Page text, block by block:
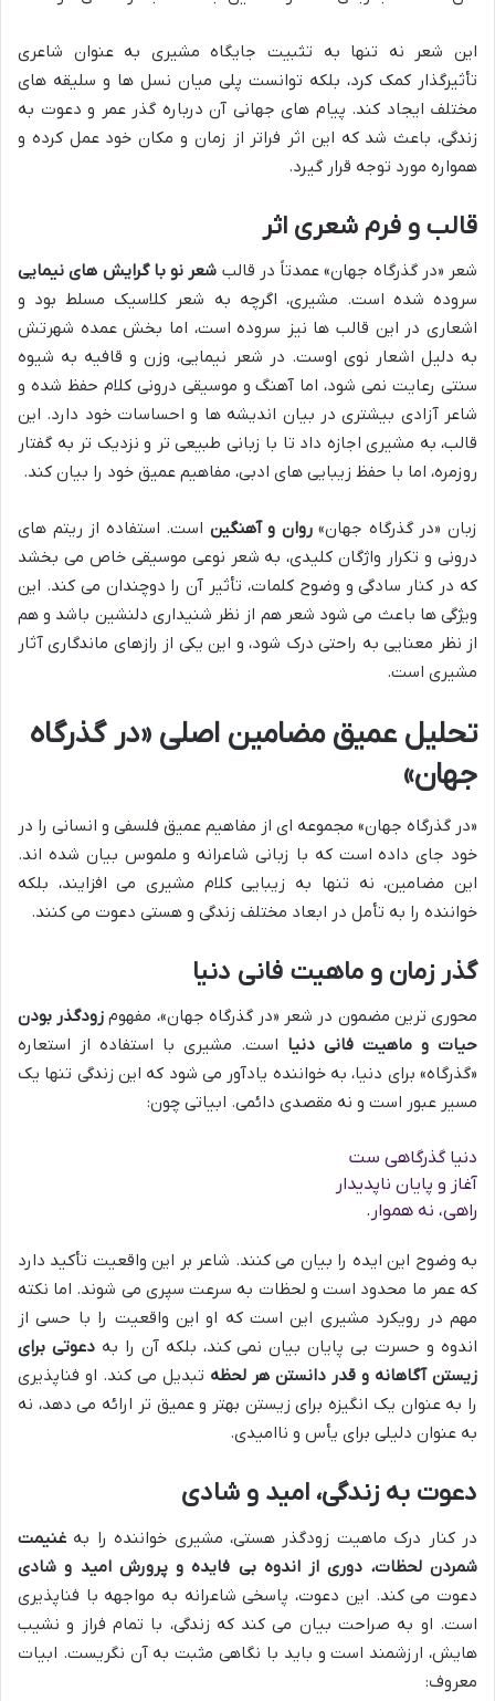
این شعر نه تنها به تثبیت جایگاه مشیری به عنوان شاعری
تأثیرگذار کمک کرد، بلکه توانست پلی میان نسل ها و سلیقه های
مختلف ایجاد کند. پیام های جهانی آن درباره گذر عمر و دعوت به
زندگی، باعث شد که این اثر فراتر از زمان و مکان خود عمل کرده و
همواره مورد توجه قرار گیرد.
قالب و فرم شعری اثر
شعر «در گذرگاه جهان» عمدتاً در قالب شعر نو با گرایش های نیمایی
سروده شده است. مشیری، اگرچه به شعر کلاسیک مسلط بود و
اشعاری در این قالب ها نیز سروده است، اما بخش عمده شهرتش
به دلیل اشعار نوی اوست. در شعر نیمایی، وزن و قافیه به شیوه
سنتی رعایت نمی شود، اما آهنگ و موسیقی درونی کلام حفظ شده و
شاعر آزادی بیشتری در بیان اندیشه ها و احساسات خود دارد. این
قالب، به مشیری اجازه داد تا با زبانی طبیعی تر و نزدیک تر به گفتار
روزمره، اما با حفظ زیبایی های ادبی، مفاهیم عمیق خود را بیان کند.
زبان «در گذرگاه جهان»روان و آهنگین است. استفاده از ریتم های
درونی و تکرار واژگان کلیدی، به شعر نوعی موسیقی خاص می بخشد
که در کنار سادگی و وضوح کلمات، تأثیر آن را دوچندان می کند. این
ویژگی ها باعث می شود شعر هم از نظر شنیداری دلنشین باشد و هم
از نظر معنایی به راحتی درک شود، و این یکی از رازهای ماندگاری آثار
مشیری است.
تحلیل عمیق مضامین اصلی «در گذرگاه
جهان»
«در گذرگاه جهان» مجموعه ای از مفاهیم عمیق فلسفی و انسانی را در
خود جای داده است که با زبانی شاعرانه و ملموس بیان شده اند.
این مضامین، نه تنها به زیبایی کلام مشیری می افزایند، بلکه
خواننده را به تأمل در ابعاد مختلف زندگی و هستی دعوت می کنند.
گذر زمان و ماهیت فانی دنیا
محوری ترین مضمون در شعر «در گذرگاه جهان»، مفهوم زودگذر بودن
حیات و ماهیت فانی دنیا است. مشیری با استفاده از استعاره
«گذرگاه» برای دنیا، به خواننده یادآور می شود که این زندگی تنها یک
مسیر عبور است و نه مقصدی دائمی. ابیاتی چون:
دنیا گذرگاهی ست
آغاز و پایان ناپدیدار
راهی، نه هموار.
به وضوح این ایده را بیان می کنند. شاعر بر این واقعیت تأکید دارد
که عمر ما محدود است و لحظات به سرعت سپری می شوند. اما نکته
مهم در رویکرد مشیری این است که او این واقعیت را با حسی از
اندوه و حسرت بی پایان بیان نمی کند، بلکه آن را بهدعوتی برای
زیستن آگاهانه و قدر دانستن هر لحظه تبدیل می کند. او فناپذیری
را به عنوان یک انگیزه برای زیستن بهتر و عمیق تر ارائه می دهد، نه
به عنوان دلیلی برای یأس و ناامیدی.
دعوت به زندگی، امید و شادی
در کنار درک ماهیت زودگذر هستی، مشیری خواننده را به غنیمت
شمردن لحظات، دوری از اندوه بی فایده و پرورش امید و شادی
دعوت می کند. این دعوت، پاسخی شاعرانه به مواجهه با فناپذیری
است. او به صراحت بیان می کند که زندگی، با تمام فراز و نشیب
هایش، ارزشمند است و باید با نگاهی مثبت به آن نگریست. ابیات
معروف: